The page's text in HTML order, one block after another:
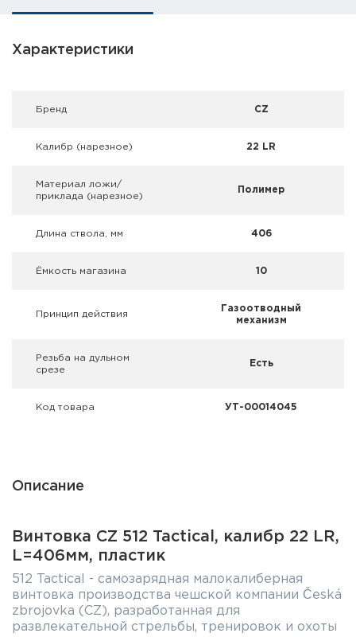
Сигнальные средства
Дартс
Аксессуары
Характеристики
Брeнд CZ
Калибр (нарезное) 22 LR
Материал ложи/
приклада (нарезное)
Полимер
Длина ствола, мм 406
Ёмкость магазина 10
Принцип действия
Газоотводный
механизм
Резьба на дульном
срезе
Есть
Код товара УТ-00014045
Описание
Винтовка CZ 512 Tactical, калибр 22 LR,
L=406мм, пластик
512 Tactical - самозарядная малокалиберная
винтовка производства чешской компании Česká
zbrojovka (CZ), разработанная для
развлекательной стрельбы, тренировок и охоты